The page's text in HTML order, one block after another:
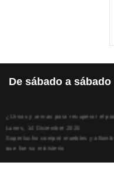
De sábado a sábado
¿Urnas y armas para recuperar el
Superlucho compró muebles y
que fue su ministerio